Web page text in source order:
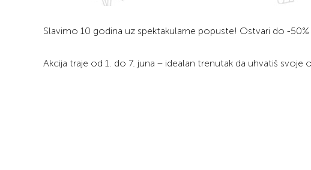
Slavimo 10 godina uz spektakularne popuste! Ostvari do -
Akcija traje od 1. do 7. juna – idealan trenutak da uhvatiš